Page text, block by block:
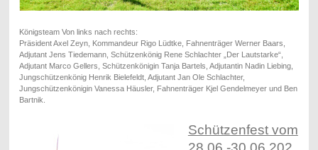
Königsteam Von links nach rechts:
Präsident Axel Zeyn, Kommandeur Rigo Lüdtke, Fahnenträger Werner Baars,
Adjutant Jens Tiedemann, Schützenkönig Rene Schlachter „Der Lautstarke“,
Adjutant Marco Gellers, Schützenkönigin Tanja Bartels, Adjutantin Nadin Liebing,
Jungschützenkönig Henrik Bielefeldt, Adjutant Jan Ole Schlachter,
Jungschützenkönigin Vanessa Häusler, Fahnenträger Kjel Gendelmeyer und Ben
Bartnik.
Schützenfest vom